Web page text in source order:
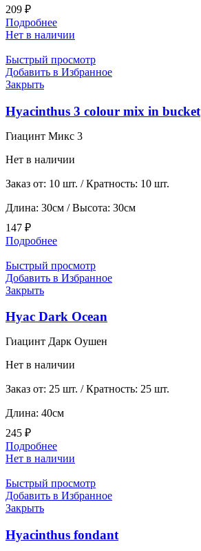
209 ₽
Подробнее
Нет в наличии
Быстрый просмотр
Добавить в Избранное
Закрыть
Hyacinthus 3 colour mix in bucket
Гиацинт Микс 3
Нет в наличии
Заказ от: 10 шт. / Кратность: 10 шт.
Длина: 30см / Высота: 30см
147 ₽
Подробнее
Быстрый просмотр
Добавить в Избранное
Закрыть
Hyac Dark Ocean
Гиацинт Дарк Оушен
Нет в наличии
Заказ от: 25 шт. / Кратность: 25 шт.
Длина: 40см
245 ₽
Подробнее
Нет в наличии
Быстрый просмотр
Добавить в Избранное
Закрыть
Hyacinthus fondant